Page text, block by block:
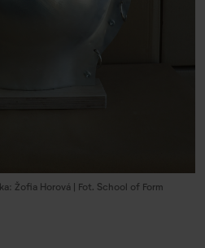
Žofia Horová | Fot. School of Form